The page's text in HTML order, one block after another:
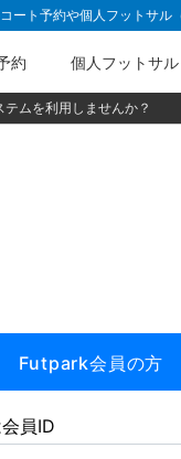
ート予約や個人フットサル
約 個人フットサ
ムを利用しませんか？
Futpark会員の方
員ID